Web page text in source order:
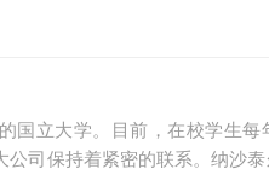
国立大学。目前，在校学生每
司保持着紧密的联系。纳沙